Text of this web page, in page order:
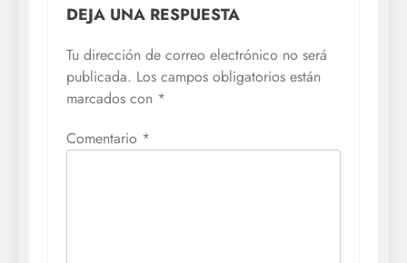
DEJA UNA RESPUESTA
Tu dirección de correo electrónico no será
publicada. Los campos obligatorios están
marcados con *
Comentario *